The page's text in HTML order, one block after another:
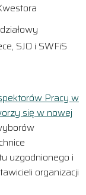
SJO i SWFiS
Pracy w
się w nowej
uzgodnionego i
organizacji